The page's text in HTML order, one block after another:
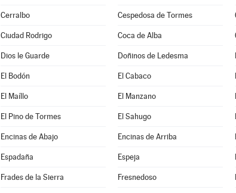
Cerralbo Cespedosa de Tormes
Ciudad Rodrigo Coca de Alba
Dios le Guarde Doñinos de Ledesma
El Bodón El Cabaco
El Maíllo El Manzano
El Pino de Tormes El Sahugo
Encinas de Abajo Encinas de Arriba
Espadaña Espeja
Frades de la Sierra Fresnedoso